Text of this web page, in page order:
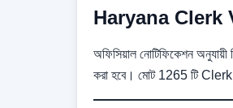
Haryana Clerk
অফিসিয়াল নোটিফিকেশন
করা হবে। মোট 1265 টি Clerk